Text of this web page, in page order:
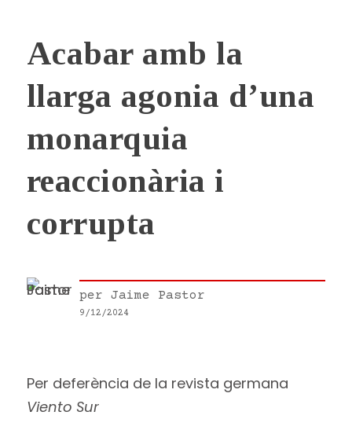
Acabar amb la
llarga agonia d’una
monarquia
reaccionària i
corrupta
per Jaime Pastor
9/12/2024
Per deferència de la revista germana
Viento Sur